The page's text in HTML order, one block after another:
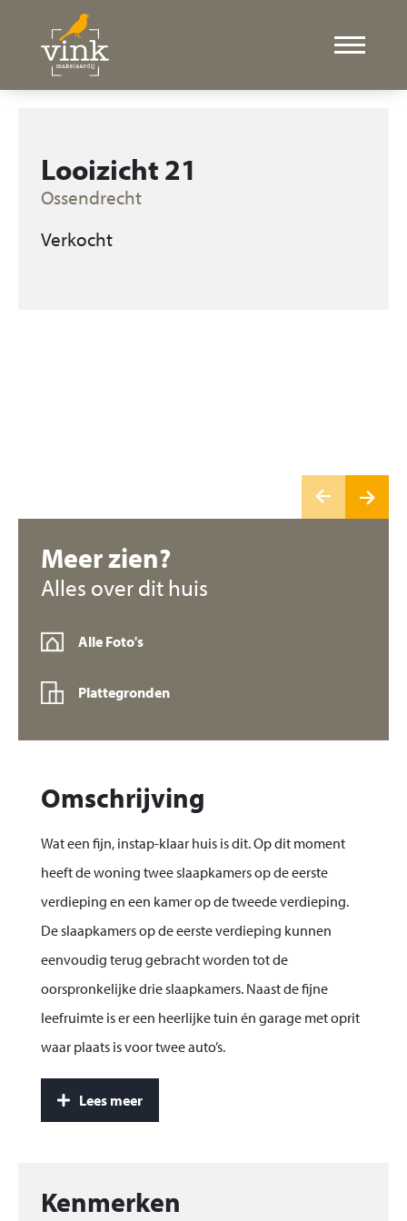
Looizicht 21
Ossendrecht
Verkocht
Meer zien?
Alles over dit huis
Alle Foto's
Plattegronden
Omschrijving
Wat een fijn, instap-klaar huis is dit. Op dit moment
heeft de woning twee slaapkamers op de eerste
verdieping en een kamer op de tweede verdieping.
De slaapkamers op de eerste verdieping kunnen
eenvoudig terug gebracht worden tot de
oorspronkelijke drie slaapkamers. Naast de fijne
leefruimte is er een heerlijke tuin én garage met oprit
waar plaats is voor twee auto’s.
De woning is gelegen in een rustige, doodlopende
straat, op korte afstand van wat winkels. En wil je de
hoek. Voor meer winkelaanbod rijd je in tien minuten
Lees meer
Kenmerken